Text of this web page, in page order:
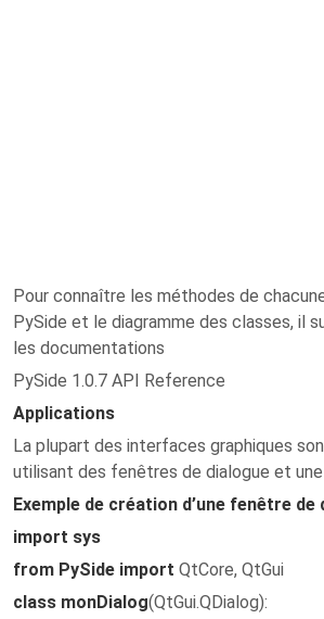
Pour connaître les méthodes de
PySide et le diagramme des classes, il
les documentations
PySide 1.0.7 API Reference
Applications
La plupart des interfaces graphiques
utilisant des fenêtres de dialogue et
Exemple de création d’une fenêtre de
import sys
from PySide import QtCore, QtGui
class monDialog(QtGui.QDialog):